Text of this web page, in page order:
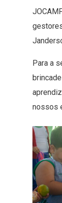
Para a
nossos